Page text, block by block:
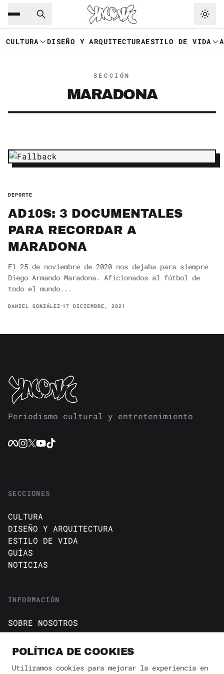
Saltar al contenido principal
CULTURA DISEÑO Y ARQUITECTURAESTILO DE VIDA
SECCIÓN
MARADONA
DEPORTE
AD10S: 3 DOCUMENTALES
PARA RECORDAR A
MARADONA
El 25 de noviembre de 2020 nos dejaba para siempre
Diego Armando Maradona. Aficionados al fútbol de
todo el mundo...
DANIEL GONZÁLEZ 17 DICIEMBRE, 2021
Periodismo cultural y entretenimiento
SECCIONES
CULTURA
DISEÑO Y ARQUITECTURA
ESTILO DE VIDA
GUÍAS
NOTICIAS
INFORMACIÓN
SOBRE NOSOTROS
CONTACTO
Política de cookies
AVISO DE PRIVACIDAD
POLÍTICA DE COOKIES
Utilizamos cookies para mejorar la experiencia en